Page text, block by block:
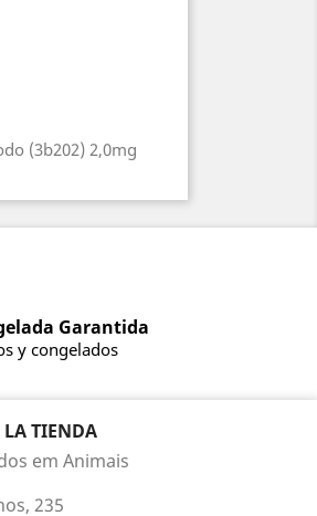
(3b202) 2,0mg
Garantida
y congelados
TIENDA
em Animais
235